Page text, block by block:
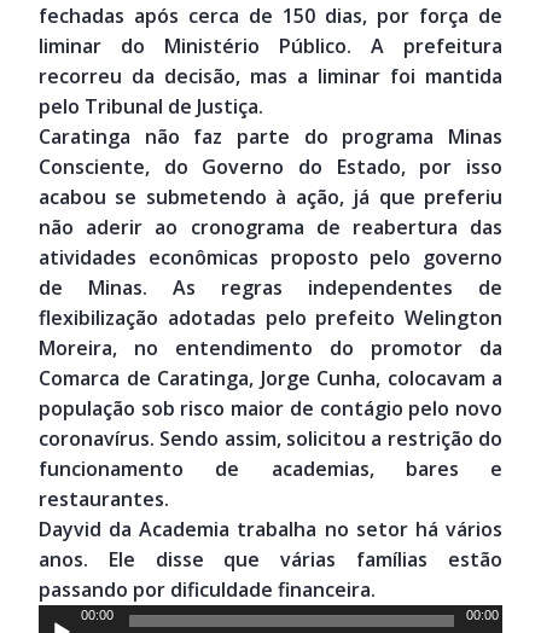
fechadas após cerca de 150 dias, por força de
liminar do Ministério Público. A prefeitura
recorreu da decisão, mas a liminar foi mantida
pelo Tribunal de Justiça.
Caratinga não faz parte do programa Minas
Consciente, do Governo do Estado, por isso
acabou se submetendo à ação, já que preferiu
não aderir ao cronograma de reabertura das
atividades econômicas proposto pelo governo
de Minas. As regras independentes de
flexibilização adotadas pelo prefeito Welington
Moreira, no entendimento do promotor da
Comarca de Caratinga, Jorge Cunha, colocavam a
população sob risco maior de contágio pelo novo
coronavírus. Sendo assim, solicitou a restrição do
funcionamento de academias, bares e
restaurantes.
Dayvid da Academia trabalha no setor há vários
anos. Ele disse que várias famílias estão
passando por dificuldade financeira.
Tocador
00:00 00:00